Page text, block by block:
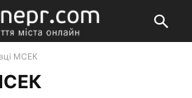
МСЕК